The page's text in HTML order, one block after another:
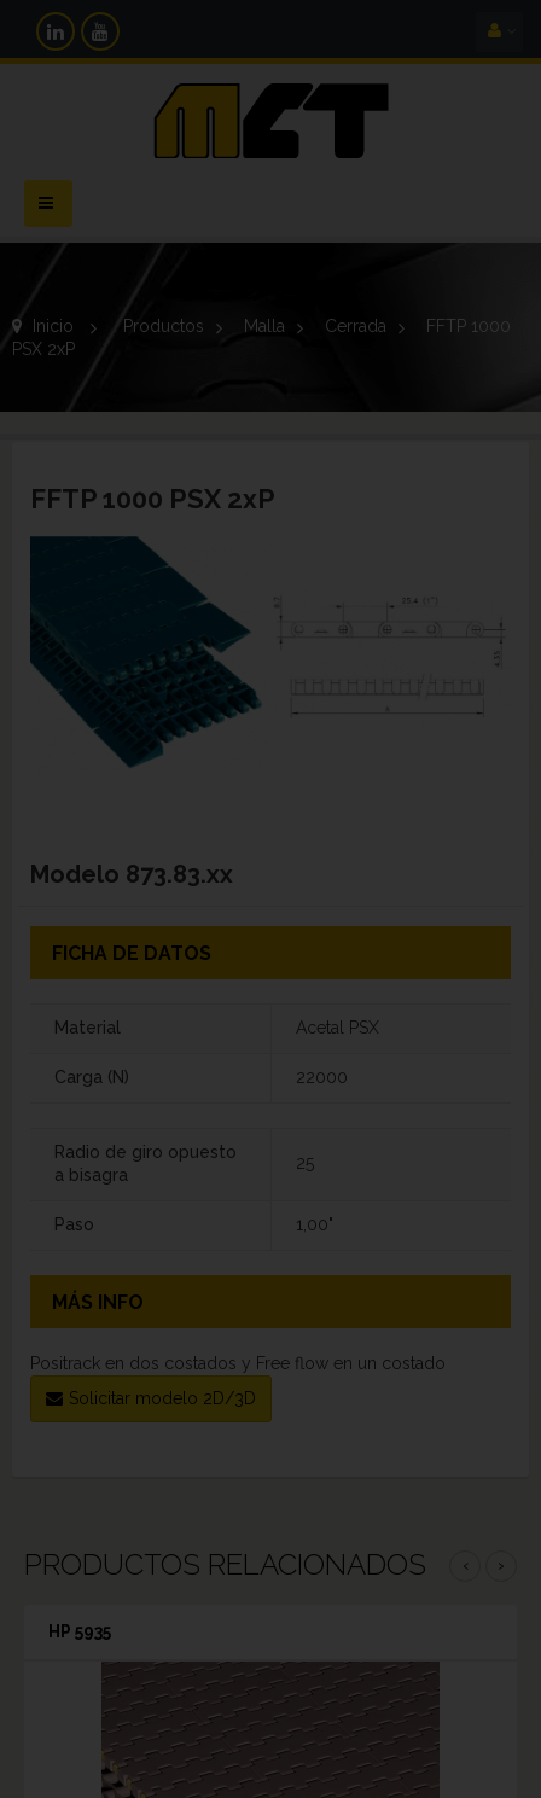
Navegación
Toggle
Inicio > Productos > Malla > Cerrada >
FFTP 1000
PSX 2xP
FFTP 1000 PSX 2xP
Modelo 873.83.xx
FICHA DE DATOS
Material Acetal PSX
Carga (N) 22000
Radio de giro opuesto
a bisagra
25
Paso 1,00"
MÁS INFO
Positrack en dos costados y Free flow en un costado
Solicitar modelo 2D/3D
PRODUCTOS RELACIONADOS ‹ ›
HP 5935